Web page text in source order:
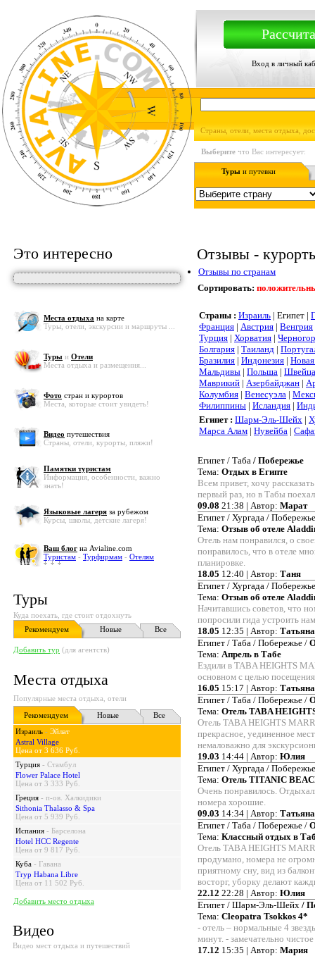
Вход в личный
Страны, отели, места отдыха,
Выберите что Вас интересует:
Туры и путевки
Это интересно
Места отдыха на карте
Туры, отели, экскурсии и маршруты ...
Туры и Отели
Места отдыха и размещения...
Фото стран и курортов
Места, которые стоит увидеть!
Видео путешествия
Страны, отели, курорты, пляжи!
Памятки туристам
Информация, особенности, важно
знать!
Языковые лагеря за рубежом
Курсы, школы, детские лагеря!
Ваш блог на Avialine.com
Туристам - Турфирмам - Отелям
Туры
Куда поехать, где стоит отдохнуть
Рекомендуем
Новые Все
Добавить тур (для агентств)
Места отдыха
Популярные места отдыха, отели
Рекомендуем
Новые
Все
Израиль - Эйлат
Astral Village
Цена от 3 636 Руб.
Турция - Стамбул
Flower Palace Hotel
Цена от 3 333 Руб.
Греция - п-ов. Халкидики
Sithonia Thalasso & Spa
Цена от 5 939 Руб.
Испания - Барселона
Hotel HCC Regente
Цена от 9 817 Руб.
Куба - Гавана
Tryp Habana Libre
Цена от 11 502 Руб.
Добавить место отдыха
Видео
Видео мест отдыха и путешествий
Отзывы -
Отзывы по странам
Сортировать:
Страны : Израиль | Египет |
Франция | Австрия | Венгрия
Турция | Хорватия |
Болгария | Таиланд |
Бразилия | Индонезия |
Мальдивы | Польша |
Маврикий | Азербайджан |
Колумбия | Венесуэла |
Филиппины | Исландия |
Египет : Шарм-Эль-Шейх |
Марса Алам | Нувейба |
Египет / Таба / Побережье
Тема: Отдых в Египте
Всем привет, хочу
первый раз, но в Табы
09.08 21:38 | Автор: Марат
Египет / Хургада /
Тема: Отзыв об отеле
Отель нам понравился, о
понравилось, что в отеле
планировке.
18.05 12:40 | Автор: Таня
Египет / Хургада /
Тема: Отзыв об отеле
Начитавшись советов, что
попросили гида устроить
18.05 12:35 | Автор: Татьяна
Египет / Таба / Побережье /
Тема: Апрель в Табе
Ездили в TABA HEIGHTS
основном с целью
16.05 15:17 | Автор: Татьяна
Египет / Таба / Побережье /
Тема: Отель TABA
Отель TABA HEIGHTS
прекрасное, уединенное
немаловажно для
19.03 14:44 | Автор: Юлия
Египет / Хургада /
Тема: Отель TITANIC
Очень понравилось.
номера хорошие.
09.03 14:34 | Автор: Татьяна
Египет / Таба / Побережье /
Тема: Классный отдых в
Отель TABA HEIGHTS
продумано, номера не
приятному сну, вид из
восторг, уборку делают
22.12 22:28 | Автор: Юлия
Египет / Шарм-Эль-Шейх /
Тема: Cleopatra Tsokkos 4*
- отель – нормальные 4
минут. - замечательно
17.12 15:35 | Автор: Мария